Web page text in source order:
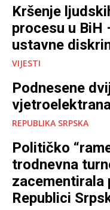
Kršenje
procesu u BiH
ustavne
VIJESTI
Podnesene
REPUBLIKA SRPSKA
Političko
trodnevna
zacementirala
Republici